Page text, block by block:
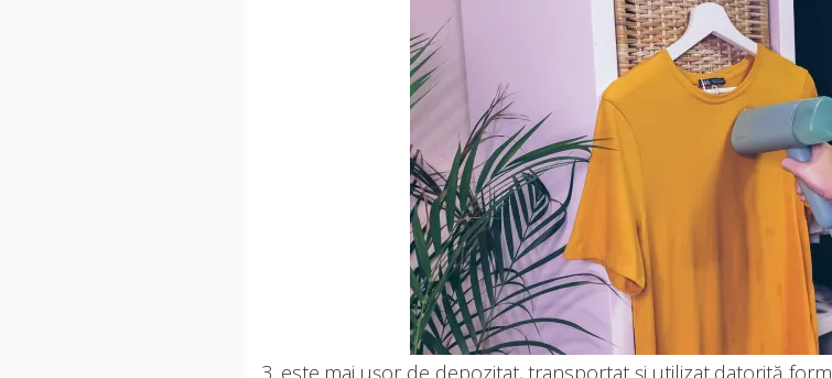
3. este mai ușor de depozitat, transportat și utilizat datorită